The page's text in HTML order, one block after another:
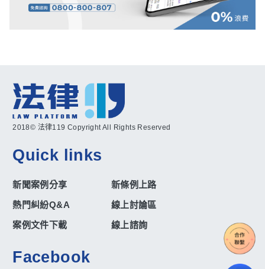
2018© 法律119 Copyright All Rights Reserved
Quick links
新聞案例分享
新條例上路
熱門糾紛Q&A
線上討論區
案例文件下載
線上諮詢
Facebook